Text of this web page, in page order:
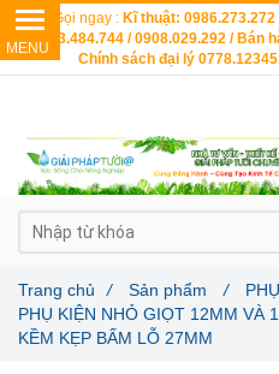
Trang chủ / Sản phẩm /
PHỤ KIỆN NHỎ GIỌT 12MM VÀ
KỀM KẸP BẤM LỖ 27MM
Gọi ngay : Kĩ thuật:
0903.484.744 / 0908.029.292 / Bán
Chính sách đại lý